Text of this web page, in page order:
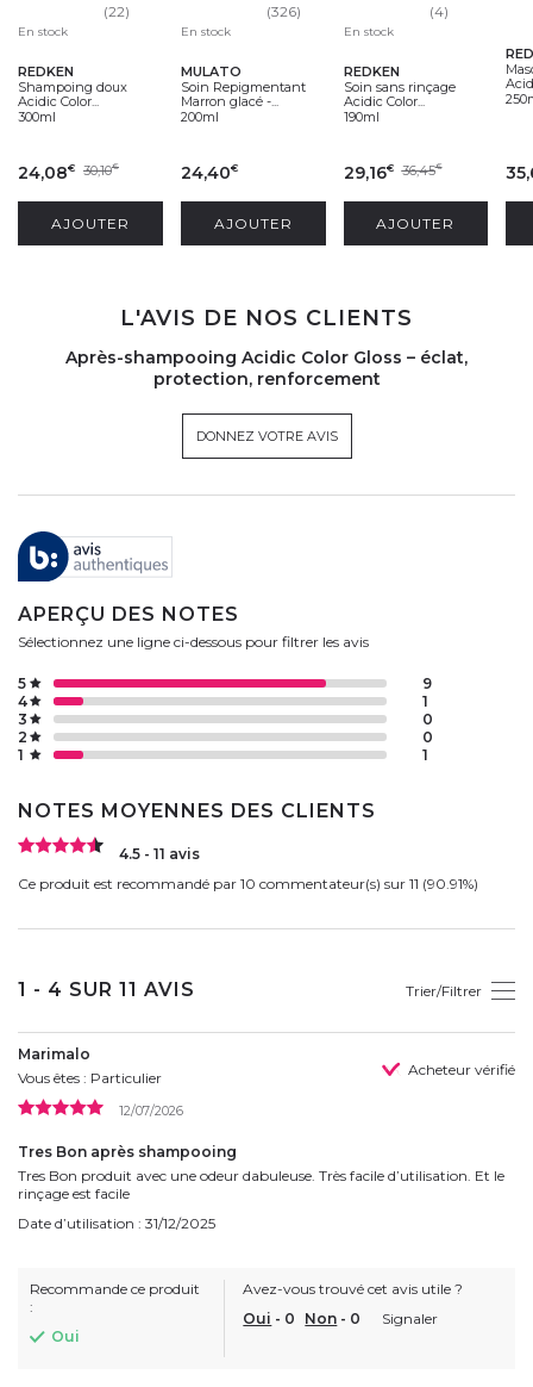
(22)
En stock
REDKEN
Shampoing doux
Acidic Color...
300ml
24,08€ 30,10€
AJOUTER
(326)
En stock
MULATO
Soin Repigmentant
Marron glacé -...
200ml
24,40€
AJOUTER
(4)
En stock
REDKEN
Soin sans rinçage
Acidic Color...
190ml
29,16€ 36,45€
AJOUTER
L'AVIS DE NOS CLIENTS
Après-shampooing Acidic Color Gloss – éclat,
protection, renforcement
DONNEZ VOTRE AVIS
APERÇU DES NOTES
Sélectionnez une ligne ci-dessous pour filtrer les avis
1 1
2 0
3 0
4 1
5 9
NOTES MOYENNES DES CLIENTS
4.5 - 11 avis
Ce produit est recommandé par 10 commentateur(s) sur 11 (90.91%)
1 - 4 SUR 11 AVIS Trier/Filtrer
Marimalo
Vous êtes : Particulier
Acheteur vérifié
12/07/2026
Tres Bon après shampooing
Tres Bon produit avec une odeur dabuleuse. Très facile d’utilisation. Et le
rinçage est facile
Date d’utilisation : 31/12/2025
Recommande ce produit
:
Oui
Avez-vous trouvé cet avis utile ?
Oui - 0 Non - 0 Signaler